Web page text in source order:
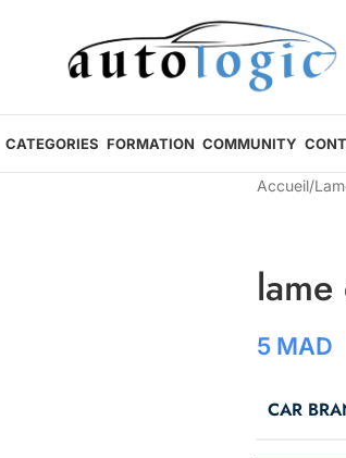
CATEGORIES FORMATION COMMUNITY
Accueil/
5 MAD
CAR